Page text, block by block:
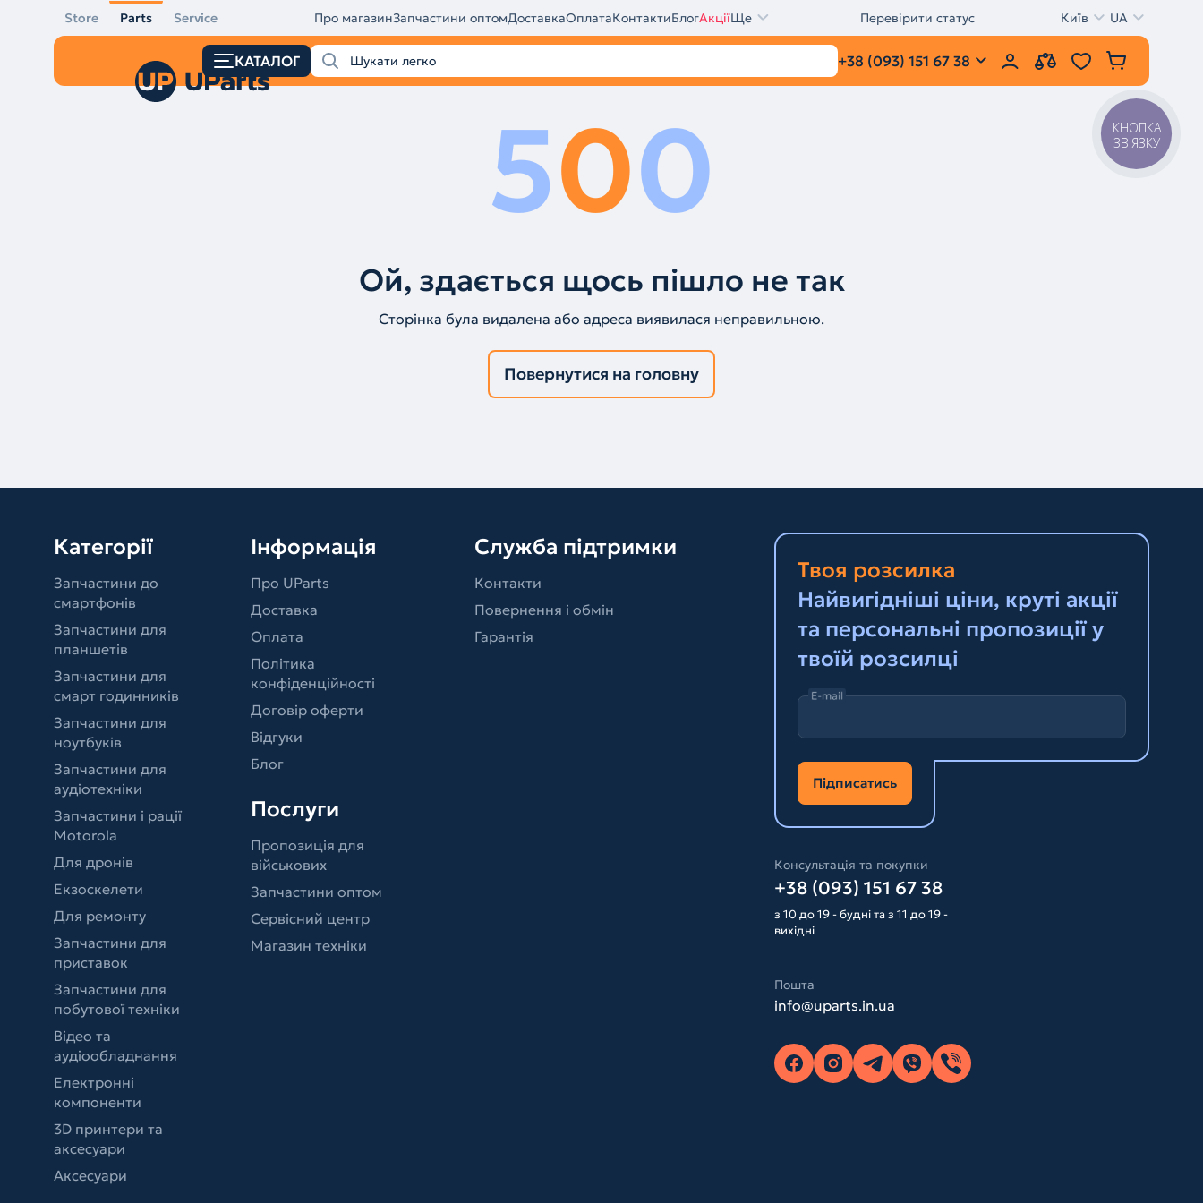
Store Parts Service Про магазинЗапчастини оптомДоставкаОплатаКонтактиБлогАкціїЩе Перевірити статус Київ UA
КАТАЛОГ +38 (093) 151 67 38
500
Ой, здається щось пішло не так
Сторінка була видалена або адреса виявилася неправильною.
Повернутися на головну
Категорії
Запчастини до
смартфонів
Запчастини для
планшетів
Запчастини для
смарт годинників
Запчастини для
ноутбуків
Запчастини для
аудіотехніки
Запчастини і рації
Motorola
Для дронів
Екзоскелети
Для ремонту
Запчастини для
приставок
Запчастини для
побутової техніки
Відео та
аудіообладнання
Електронні
компоненти
3D принтери та
аксесуари
Аксесуари
Інформація
Про UParts
Доставка
Оплата
Політика
конфіденційності
Договір оферти
Відгуки
Блог
Послуги
Пропозиція для
військових
Запчастини оптом
Сервісний центр
Магазин техніки
Служба підтримки
Контакти
Повернення і обмін
Гарантія
Твоя розсилка
Найвигідніші ціни, круті акції
та персональні пропозиції у
твоїй розсилці
E-mail
Підписатись
Консультація та покупки
+38 (093) 151 67 38
з 10 до 19 - будні та з 11 до 19 -
вихідні
Пошта
info@uparts.in.ua
КНОПКА
ЗВ'ЯЗКУ